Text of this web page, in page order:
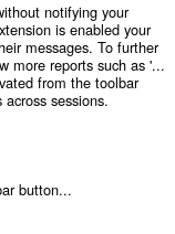
notifying your
is enabled your
messages. To further
more reports such as '...
from the toolbar
sessions.
button...